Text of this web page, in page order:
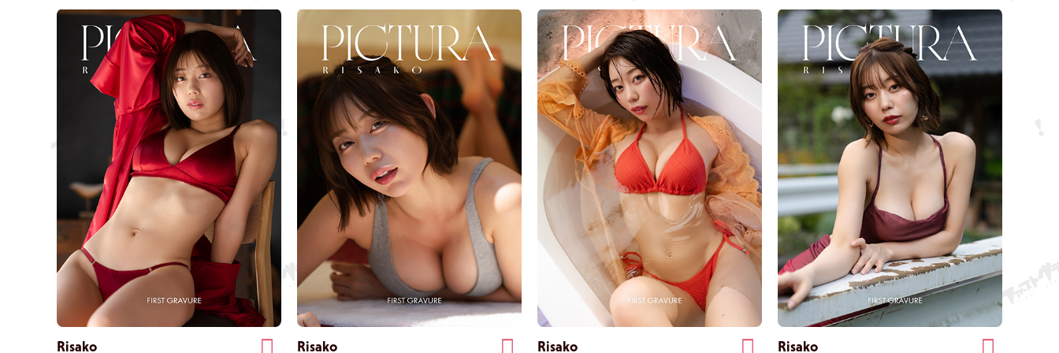
letto attraverso il baldacchino, la dolce curva che va
dal sollevamento dei glutei alle cosce tormenta con il
suo fascino.
delicatezza.
meraviglioso.
Risako Risako Risako Risako